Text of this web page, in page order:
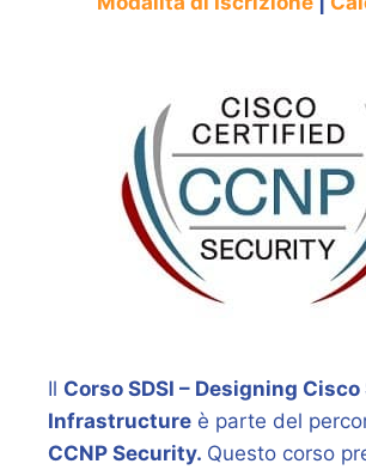
Il Corso SDSI – Designing
Infrastructure è parte del
CCNP Security. Questo corso